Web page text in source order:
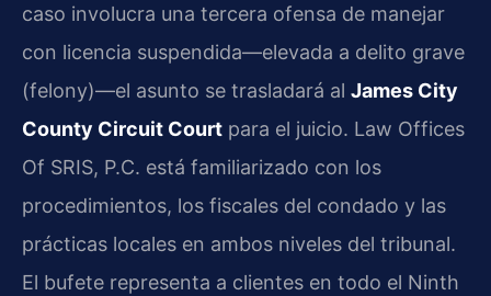
caso involucra una tercera ofensa de manejar
con licencia suspendida—elevada a delito grave
(felony)—el asunto se trasladará al James City
County Circuit Court para el juicio. Law Offices
Of SRIS, P.C. está familiarizado con los
procedimientos, los fiscales del condado y las
prácticas locales en ambos niveles del tribunal.
El bufete representa a clientes en todo el Ninth